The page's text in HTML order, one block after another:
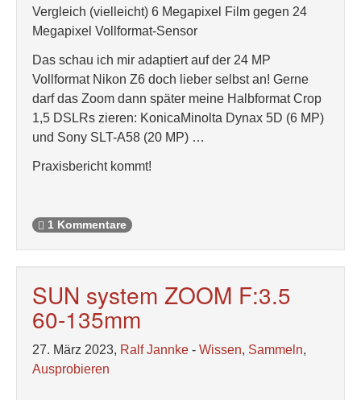
Vergleich (vielleicht) 6 Megapixel Film gegen 24
Megapixel Vollformat-Sensor
Das schau ich mir adaptiert auf der 24 MP
Vollformat Nikon Z6 doch lieber selbst an! Gerne
darf das Zoom dann später meine Halbformat Crop
1,5 DSLRs zieren: KonicaMinolta Dynax 5D (6 MP)
und Sony SLT-A58 (20 MP) …
Praxisbericht kommt!
1 Kommentare
SUN system ZOOM F:3.5
60-135mm
27. März 2023, Ralf Jannke - Wissen, Sammeln,
Ausprobieren